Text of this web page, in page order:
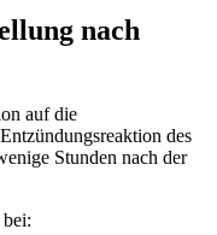
nach
auf die
des
Stunden nach der